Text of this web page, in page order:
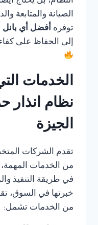
الصيانة والمتابعة
توفره أفضل أي بانل
إلى الحفاظ على
الخدمات
الجيزة
تقدم الشركات
من الخدمات المهمة،
في طريقة التنفيذ
خبرتها في السوق،
من الخدمات تشمل: